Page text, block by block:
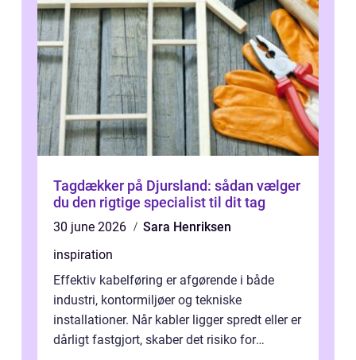
Tagdækker på Djursland: sådan vælger
du den rigtige specialist til dit tag
30 june 2026
Sara Henriksen
inspiration
Effektiv kabelføring er afgørende i både
industri, kontormiljøer og tekniske
installationer. Når kabler ligger spredt eller er
dårligt fastgjort, skaber det risiko for